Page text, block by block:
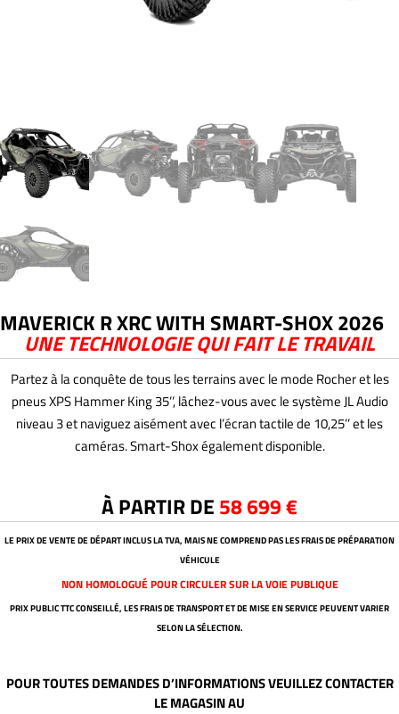
MAVERICK R XRC WITH SMART-SHOX 2026
UNE TECHNOLOGIE QUI FAIT LE TRAVAIL
Partez à la conquête de tous les terrains avec le mode Rocher et les
pneus XPS Hammer King 35’’, lâchez-vous avec le système JL Audio
niveau 3 et naviguez aisément avec l’écran tactile de 10,25’’ et les
caméras. Smart-Shox également disponible.
À PARTIR DE 58 699 €
LE PRIX DE VENTE DE DÉPART INCLUS LA TVA, MAIS NE COMPREND PAS LES FRAIS DE PRÉPARATION
VÉHICULE
NON HOMOLOGUÉ POUR CIRCULER SUR LA VOIE PUBLIQUE
PRIX PUBLIC TTC CONSEILLÉ, LES FRAIS DE TRANSPORT ET DE MISE EN SERVICE PEUVENT VARIER
SELON LA SÉLECTION.
POUR TOUTES DEMANDES D’INFORMATIONS VEUILLEZ CONTACTER
LE MAGASIN AU